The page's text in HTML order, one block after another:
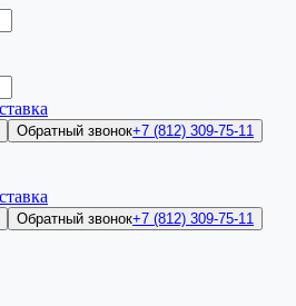
Обратный звонок+7 (812) 309-75-11
Обратный звонок+7 (812) 309-75-11